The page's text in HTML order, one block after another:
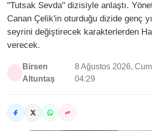
"Tutsak Sevda" dizisiyle anlaştı.
Canan Çelik'in oturduğu dizide genç
seyrini değiştirecek karakterlerden
verecek.
Birsen
Altuntaş
8 Ağustos 2026,
04:29